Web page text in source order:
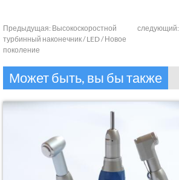
Предыдущая: Высокоскоростной
турбинный наконечник / LED / Новое
поколение
следующий:
Может быть, вы бы также